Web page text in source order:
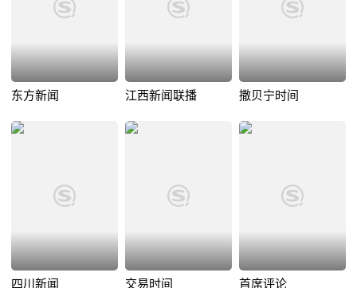
东方新闻 江西新闻联播 撒贝宁时间
四川新闻 交易时间 首席评论